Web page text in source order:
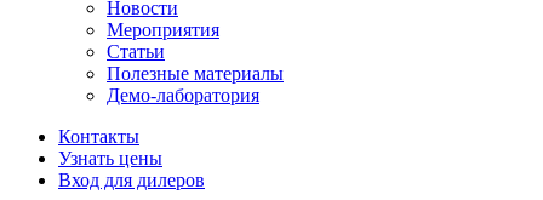
Новости
Мероприятия
Статьи
Полезные материалы
Демо-лаборатория
Контакты
Узнать цены
Вход для дилеров